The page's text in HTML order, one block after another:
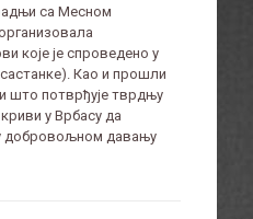
са Месном
које је спроведено у
Као и прошли
што потврђује тврдњу
у Врбасу да
добровољном давању